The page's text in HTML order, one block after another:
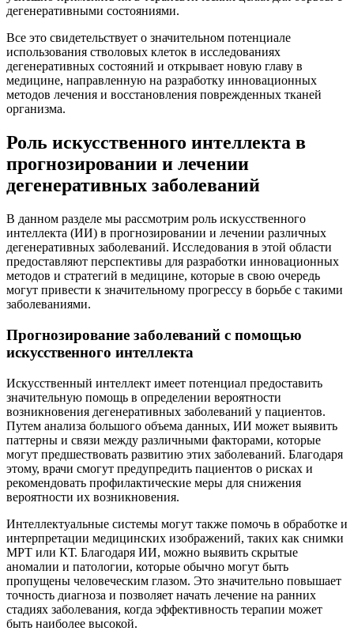
дегенеративными состояниями.
Все это свидетельствует о значительном потенциале
использования стволовых клеток в исследованиях
дегенеративных состояний и открывает новую главу в
медицине, направленную на разработку инновационных
методов лечения и восстановления поврежденных тканей
организма.
Роль искусственного интеллекта в
прогнозировании и лечении
дегенеративных заболеваний
В данном разделе мы рассмотрим роль искусственного
интеллекта (ИИ) в прогнозировании и лечении различных
дегенеративных заболеваний. Исследования в этой области
предоставляют перспективы для разработки инновационных
методов и стратегий в медицине, которые в свою очередь
могут привести к значительному прогрессу в борьбе с такими
заболеваниями.
Прогнозирование заболеваний с помощью
искусственного интеллекта
Искусственный интеллект имеет потенциал предоставить
значительную помощь в определении вероятности
возникновения дегенеративных заболеваний у пациентов.
Путем анализа большого объема данных, ИИ может выявить
паттерны и связи между различными факторами, которые
могут предшествовать развитию этих заболеваний. Благодаря
этому, врачи смогут предупредить пациентов о рисках и
рекомендовать профилактические меры для снижения
вероятности их возникновения.
Интеллектуальные системы могут также помочь в обработке и
интерпретации медицинских изображений, таких как снимки
МРТ или КТ. Благодаря ИИ, можно выявить скрытые
аномалии и патологии, которые обычно могут быть
пропущены человеческим глазом. Это значительно повышает
точность диагноза и позволяет начать лечение на ранних
стадиях заболевания, когда эффективность терапии может
быть наиболее высокой.